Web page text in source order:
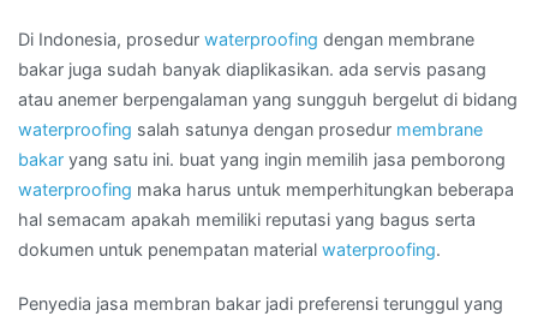
JATI
PADANG
Di Indonesia, prosedur waterproofing dengan membrane
bakar juga sudah banyak diaplikasikan. ada servis pasang
atau anemer berpengalaman yang sungguh bergelut di bidang
waterproofing salah satunya dengan prosedur membrane
bakar yang satu ini. buat yang ingin memilih jasa pemborong
waterproofing maka harus untuk memperhitungkan beberapa
hal semacam apakah memiliki reputasi yang bagus serta
dokumen untuk penempatan material waterproofing.
Penyedia jasa membran bakar jadi preferensi terunggul yang